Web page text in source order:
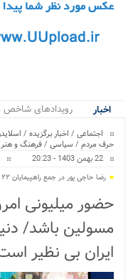
اخبار
رویدادهای شاخص هنری
اجتماعی / اخبار برگزیده /
حرف مردم / سیاسی /فرهنگ و هنر
22 بهمن 1403 - 20:23
رضا حاجی پور در جمع راهپیمایان ۲۲ بهمن بخش دابو و دشت سر مطرح کرد ؛
حضور میلیونی
مسولین باشد/
ایران بی نظیر